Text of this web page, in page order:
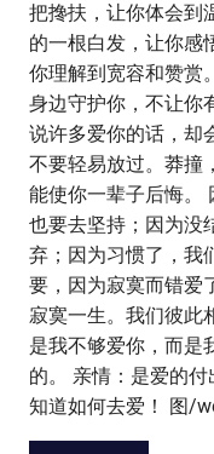
把搀扶，让你体会到
的一根白发，让你感
你理解到宽容和赞赏
身边守护你，不让你
说许多爱你的话，却
不要轻易放过。莽撞
能使你一辈子后悔。
也要去坚持；因为没
弃；因为习惯了，我
要，因为寂寞而错爱
寂寞一生。我们彼此
是我不够爱你，而是
的。 亲情：是爱的
知道如何去爱！ 图/